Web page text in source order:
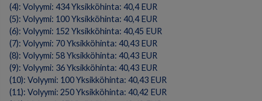
(4): Volyymi: 434 Yksikköhinta: 40,4 EUR
(5): Volyymi: 100 Yksikköhinta: 40,4 EUR
(6): Volyymi: 152 Yksikköhinta: 40,45 EUR
(7): Volyymi: 70 Yksikköhinta: 40,43 EUR
(8): Volyymi: 58 Yksikköhinta: 40,43 EUR
(9): Volyymi: 36 Yksikköhinta: 40,43 EUR
(10): Volyymi: 100 Yksikköhinta: 40,43 EUR
(11): Volyymi: 250 Yksikköhinta: 40,42 EUR